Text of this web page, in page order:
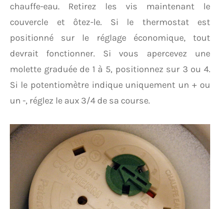
chauffe-eau. Retirez les vis maintenant le
couvercle et ôtez-le. Si le thermostat est
positionné sur le réglage économique, tout
devrait fonctionner. Si vous apercevez une
molette graduée de 1 à 5, positionnez sur 3 ou 4.
Si le potentiomètre indique uniquement un + ou
un -, réglez le aux 3/4 de sa course.